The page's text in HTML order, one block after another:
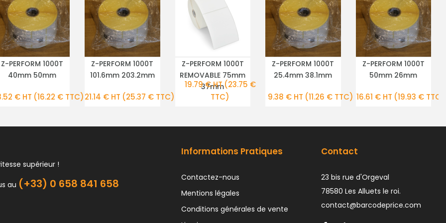
PLUS DE DÉTAILS
Z-PERFORM 1000T
40mm 50mm
€ HT (16.22 € TTC)
PLUS DE DÉTAILS
Z-PERFORM 1000T
101.6mm 203.2mm
21.14 € HT (25.37 € TTC)
PLUS DE DÉTAILS
Z-PERFORM 1000T
REMOVABLE 75mm
37mm
19.79 € HT(23.75 €
TTC)
PLUS DE DÉTAILS
Z-PERFORM 1000T
25.4mm 38.1mm
9.38 € HT (11.26 € TTC)
PLUS DE DÉTAILS
Z-PERFORM 1000T
50mm 26mm
16.61 € HT (19.93 € TTC)
supérieur !
au (+33) 0 658 841 658
Informations Pratiques
Contactez-nous
Mentions légales
Conditions générales de vente
Contact
23 bis rue d'Orgeval
78580 Les Alluets le roi.
contact@barcodeprice.com